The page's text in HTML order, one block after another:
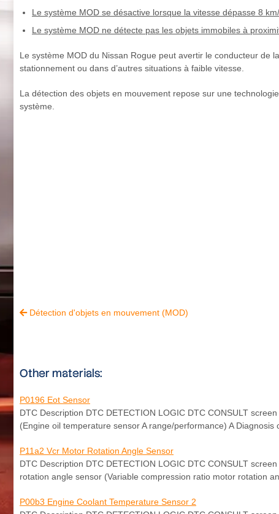
Le système MOD se désactive lorsque la vitesse dépasse 8
Le système MOD ne détecte pas les objets immobiles à
Le système MOD du Nissan Rogue peut avertir le conducteur de
stationnement ou dans d’autres situations à faible vitesse.
La détection des objets en mouvement repose sur une
système.
Détection d'objets en mouvement (MOD)
Other materials:
P0196 Eot Sensor
DTC Description DTC DETECTION LOGIC DTC CONSULT
(Engine oil temperature sensor A range/performance) A
P11a2 Vcr Motor Rotation Angle Sensor
DTC Description DTC DETECTION LOGIC DTC CONSULT
rotation angle sensor (Variable compression ratio motor rotation
P00b3 Engine Coolant Temperature Sensor 2